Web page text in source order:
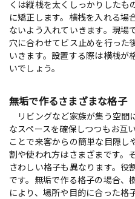
くは縦桟を太くしっかりしたも
に矯正します。横桟を入れる
ないよう入れていきます。現場
穴に合わせてビス止めを行った
いきます。設置する際は横桟が
いでしょう。
無垢で作るさまざまな格子
リビングなど家族が集う空間
なスペースを確保しつつもお互
ことで来客からの簡単な目隠し
割や使われ方はさまざまです。
さわしい格子も異なります。役
です。無垢で作る格子の場合、
により、場所や目的に合った格